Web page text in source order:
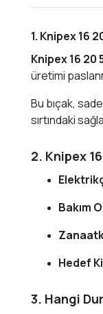
1. Knipex 16
Knipex 16 20
üretimi
Bu bıçak,
sırtındaki
2. Knipex
Bakım
Hedef
3. Hangi